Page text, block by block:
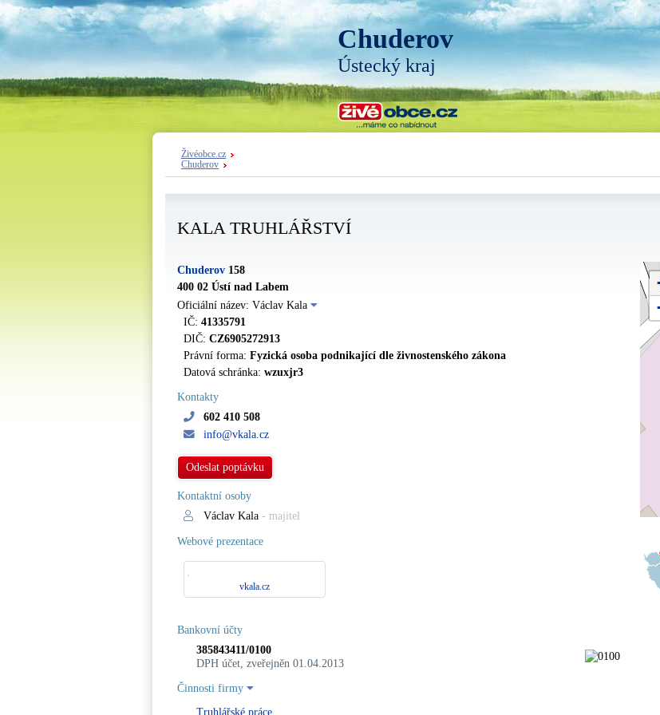
Chuderov
Ústecký kraj
Živéobce.cz
Chuderov
KALA TRUHLÁŘSTVÍ
Chuderov 158
400 02 Ústí nad Labem
Oficiální název: Václav Kala
IČ: 41335791
DIČ: CZ6905272913
Právní forma: Fyzická osoba podnikající dle živnostenského zákona
Datová schránka: wzuxjr3
Kontakty
602 410 508
info@vkala.cz
Odeslat poptávku
Kontaktní osoby
Václav Kala - majitel
Webové prezentace
vkala.cz
Bankovní účty
385843411/0100
DPH účet, zveřejněn 01.04.2013
Činnosti firmy
Truhlářské práce